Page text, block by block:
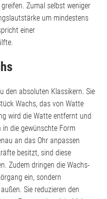
Zumal selbst weniger
um mindestens
einer
den absoluten Klassikern. Sie
Wachs, das von Watte
wird die Watte entfernt und
die gewünschte Form
an das Ohr anpassen
besitzt, sind diese
Zudem dringen die Wachs-
ein, sondern
Sie reduzieren den